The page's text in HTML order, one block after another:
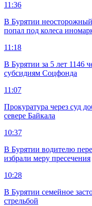
11:36
В Бурятии
попал под колеса
11:18
В Бурятии за 5 лет 1146
субсидиям Соцфонда
11:07
Прокуратура через суд
севере Байкала
10:37
В Бурятии водителю
избрали меру пресечения
10:28
В Бурятии семейное
стрельбой